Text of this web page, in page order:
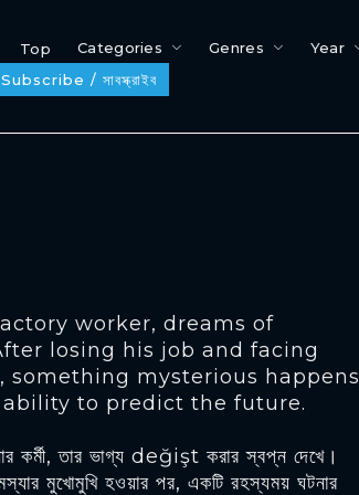
Top Categories Genres Year
Subscribe / সাবস্ক্রাইব
worker, dreams of
losing his job and facing
something mysterious happens
to predict the future.
কর্মী, তার ভাগ্য değişt করার স্বপ্ন দেখে।
মুখোমুখি হওয়ার পর, একটি রহস্যময় ঘটনার